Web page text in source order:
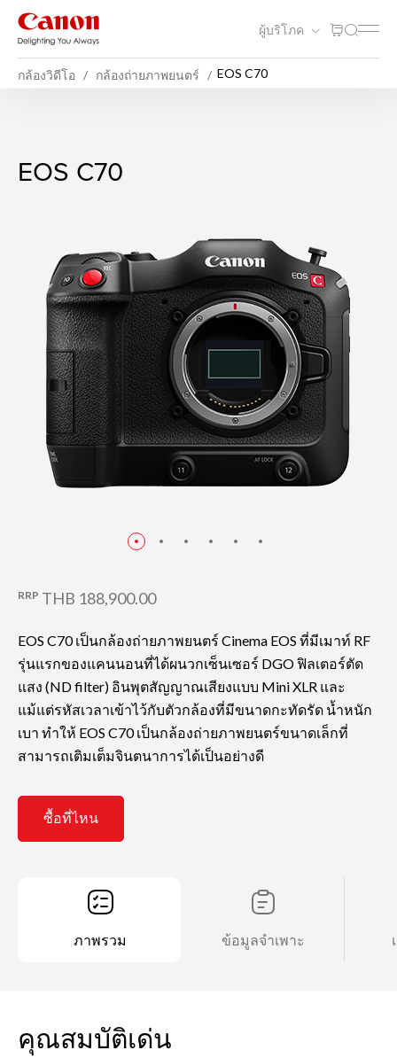
ผู้บริโภค
กล้องวิดีโอ กล้องถ่ายภาพยนตร์ EOS C70
EOS C70
EOS C70
RRP THB 188,900.00
EOS C70 เป็นกล้องถ่ายภาพยนตร์ Cinema EOS ที่มีเมาท์ RF
รุ่นแรกของแคนนอนที่ได้ผนวกเซ็นเซอร์ DGO ฟิลเตอร์ตัด
แสง (ND filter) อินพุตสัญญาณเสียงแบบ Mini XLR และ
แม้แต่รหัสเวลาเข้าไว้กับตัวกล้องที่มีขนาดกะทัดรัด น้ำหนัก
เบา ทำให้ EOS C70 เป็นกล้องถ่ายภาพยนตร์ขนาดเล็กที่
สามารถเติมเต็มจินตนาการได้เป็นอย่างดี
ซื้อที่ไหน
ภาพรวม ข้อมูลจำเพาะ
คุณสมบัติเด่น